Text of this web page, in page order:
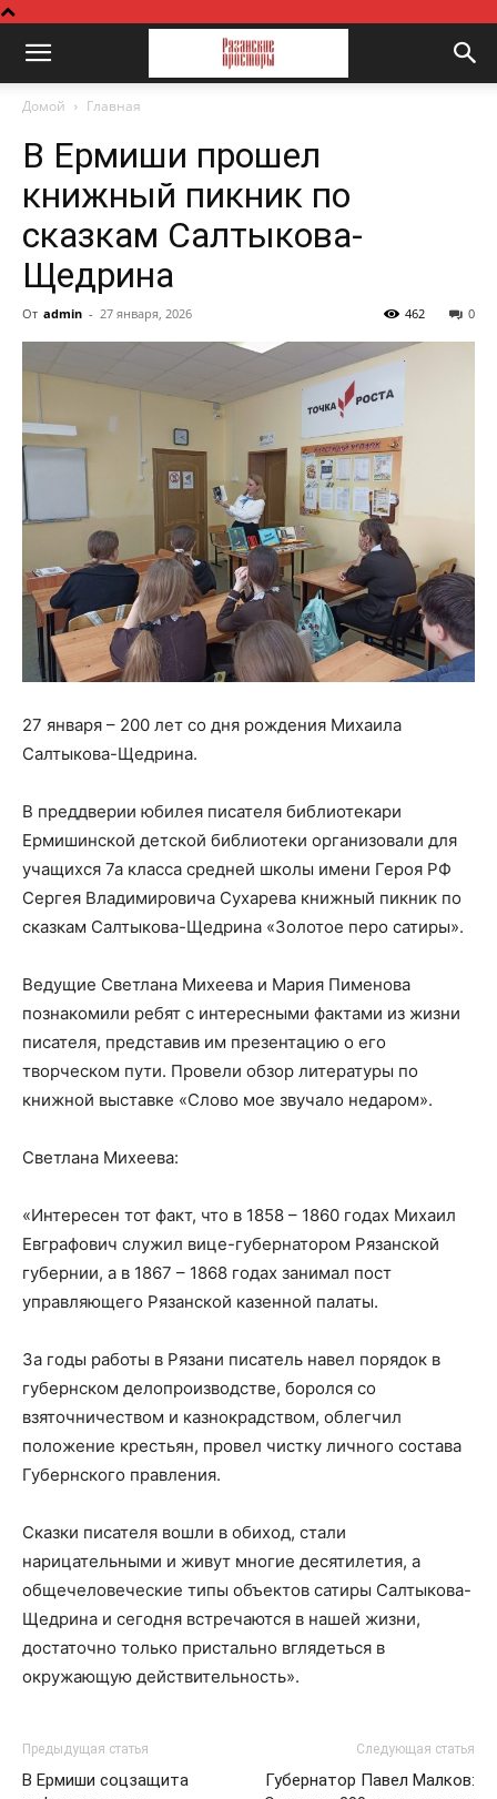
Домой Главная
В Ермиши прошел
книжный пикник по
сказкам Салтыкова-
Щедрина
От admin - 27 января, 2026 0
462
27 января – 200 лет со дня рождения Михаила
Салтыкова-Щедрина.
В преддверии юбилея писателя библиотекари
Ермишинской детской библиотеки организовали для
учащихся 7а класса средней школы имени Героя РФ
Сергея Владимировича Сухарева книжный пикник по
сказкам Салтыкова-Щедрина «Золотое перо сатиры».
Ведущие Светлана Михеева и Мария Пименова
познакомили ребят с интересными фактами из жизни
писателя, представив им презентацию о его
творческом пути. Провели обзор литературы по
книжной выставке «Слово мое звучало недаром».
Светлана Михеева:
«Интересен тот факт, что в 1858 – 1860 годах Михаил
Евграфович служил вице-губернатором Рязанской
губернии, а в 1867 – 1868 годах занимал пост
управляющего Рязанской казенной палаты.
За годы работы в Рязани писатель навел порядок в
губернском делопроизводстве, боролся со
взяточничеством и казнокрадством, облегчил
положение крестьян, провел чистку личного состава
Губернского правления.
Сказки писателя вошли в обиход, стали
нарицательными и живут многие десятилетия, а
общечеловеческие типы объектов сатиры Салтыкова-
Щедрина и сегодня встречаются в нашей жизни,
достаточно только пристально вглядеться в
окружающую действительность».
Предыдущая статья
В Ермиши соцзащита
Следующая статья
Губернатор Павел Малков: